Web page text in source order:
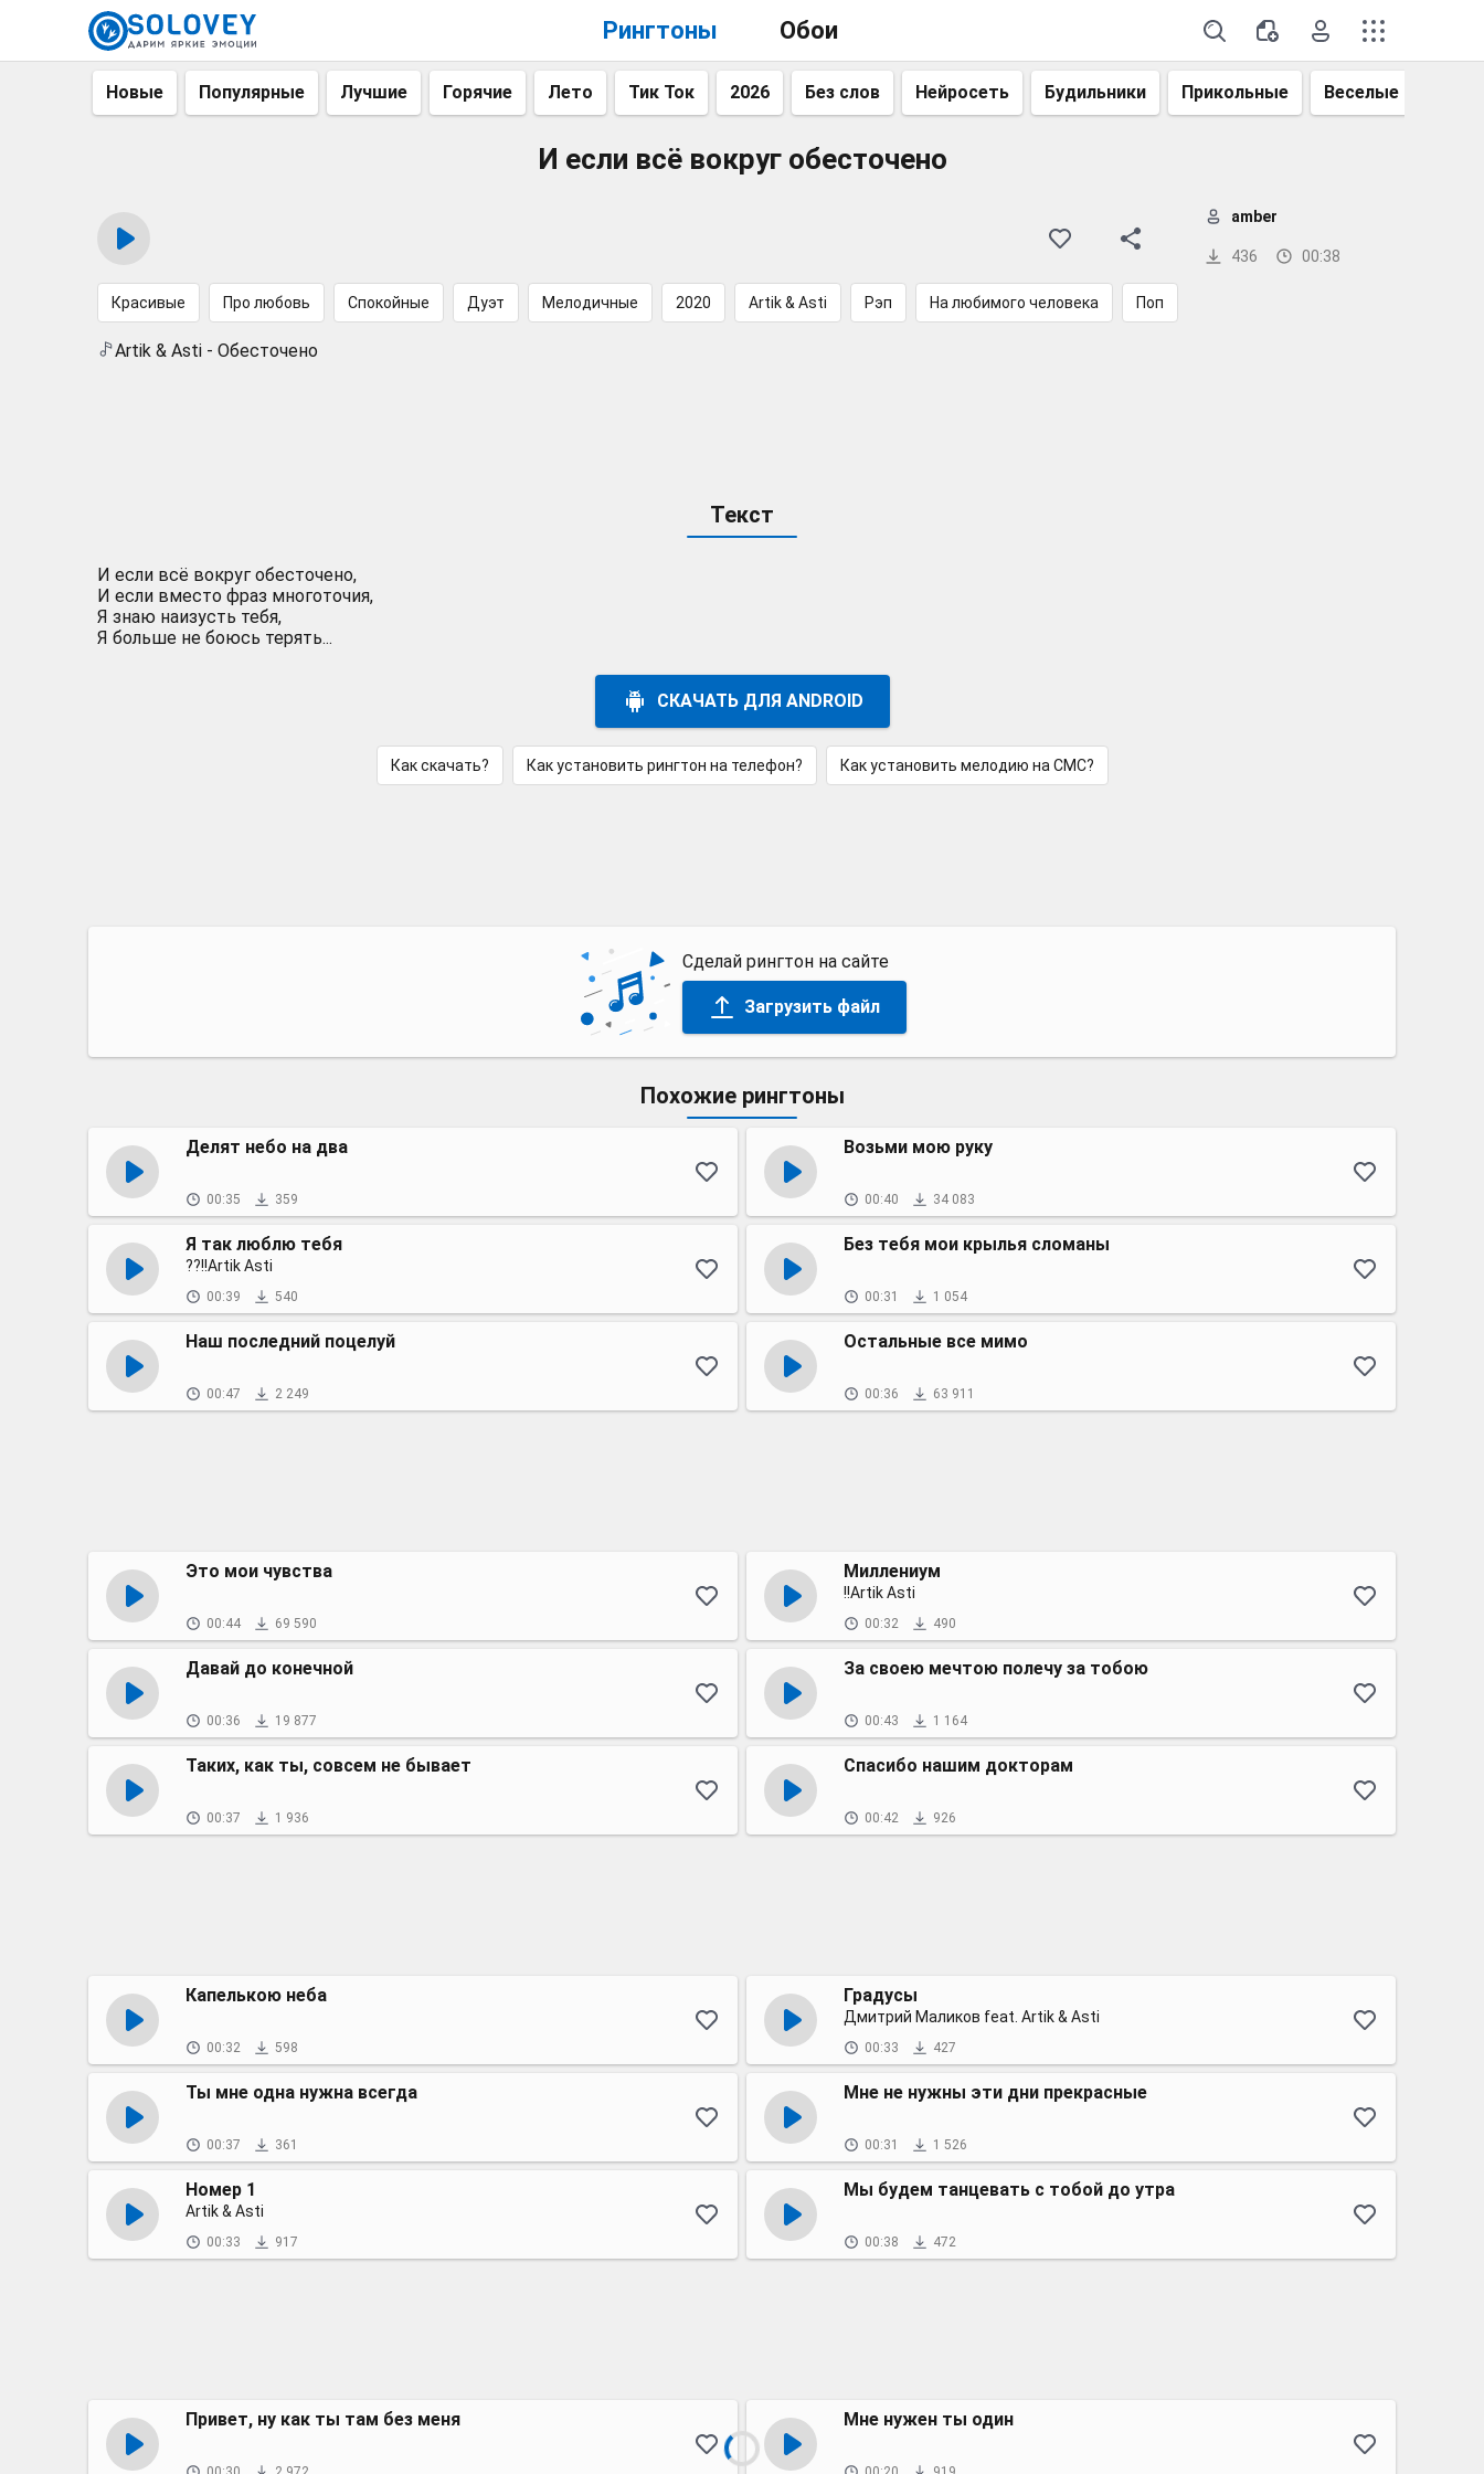
Рингтоны Обои
Новые Популярные Лучшие Горячие Лето Тик Ток 2026 Без слов Нейросеть Будильники Прикольные Веселые
И если всё вокруг обесточено
436 00:38
amber
Красивые Про любовь Спокойные Дуэт Мелодичные 2020 Artik & Asti Рэп На любимого человека Поп
Artik & Asti - Обесточено
Текст
И если всё вокруг обесточено,
И если вместо фраз многоточия,
Я знаю наизусть тебя,
Я больше не боюсь терять...
СКАЧАТЬ ДЛЯ ANDROID
Как скачать? Как установить рингтон на телефон? Как установить мелодию на СМС?
Сделай рингтон на сайте
Загрузить файл
Похожие рингтоны
Делят небо на два
00:35 359
Возьми мою руку
00:40 34 083
Я так люблю тебя
??!!Аrtik Asti
00:39 540
Без тебя мои крылья сломаны
00:31 1 054
Наш последний поцелуй
00:47 2 249
Остальные все мимо
00:36 63 911
Это мои чувства
00:44 69 590
Миллениум
!!Аrtik Asti
00:32 490
Давай до конечной
00:36 19 877
За своею мечтою полечу за тобою
00:43 1 164
Таких, как ты, совсем не бывает
00:37 1 936
Спасибо нашим докторам
00:42 926
Капелькою неба
00:32 598
Градусы
Дмитрий Маликов feat. Artik & Asti
00:33 427
Ты мне одна нужна всегда
00:37 361
Мне не нужны эти дни прекрасные
00:31 1 526
Номер 1
Artik & Asti
00:33 917
Мы будем танцевать с тобой до утра
00:38 472
Привет, ну как ты там без меня Мне нужен ты один